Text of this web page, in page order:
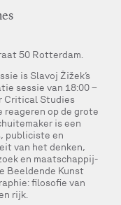
50 Rotterdam.
is Slavoj Žižek’s
sessie van 18:00 –
Critical Studies
reageren op de grote
is een
publiciste en
van het denken,
en maatschappij-
Beeldende Kunst
filosofie van
rijk.